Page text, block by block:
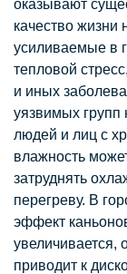
оказывают
качество
усиливаемые в
тепловой
и иных
уязвимых
людей и лиц с
влажность
затруднять
перегреву. В
эффект
увеличивается,
приводит к